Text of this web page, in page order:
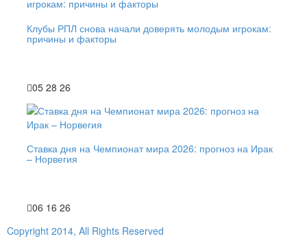
Клубы РПЛ снова начали доверять молодым игрокам:
причины и факторы
05 28 26
Ставка дня на Чемпионат мира 2026: прогноз на Ирак
– Норвегия
06 16 26
Copyright 2014, All Rights Reserved